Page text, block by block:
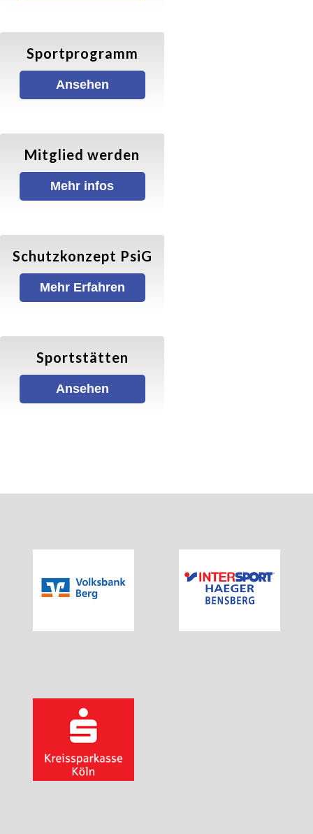
Satzung & Finanzordnung
Kinder- und Jugendturnen
Trampolin
Gymnastik/ Fitness
Balance & Körperstretching
Fatburner–Mix
X-Sports
Inliner
Rückschlagspiele
Sportprogramm
Ansehen
Mitglied werden
Mehr infos
Schutzkonzept PsiG
Mehr Erfahren
Sportstätten
Ansehen